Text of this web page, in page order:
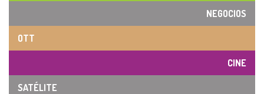
NEGOCIOS
OTT
CINE
SATÉLITE